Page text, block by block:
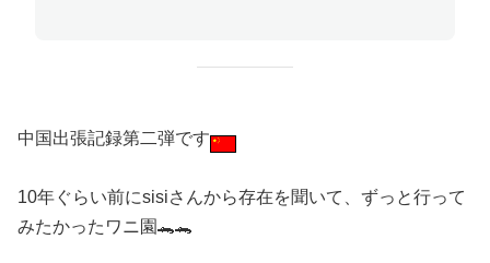
中国出張記録第二弾です
10年ぐらい前にsisiさんから存在を聞いて、ずっと行って
みたかったワニ園🐊🐊